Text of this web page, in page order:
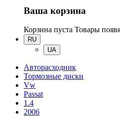
Ваша корзина
Корзина пуста Товары
RU
UA
Авторасходник
Тормозные диски
Vw
Passat
1.4
2006